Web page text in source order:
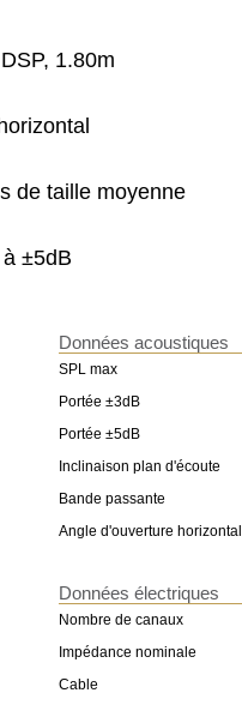
1.80m
de taille moyenne
±5dB
Données acoustiques
SPL max
Portée ±3dB
Portée ±5dB
Inclinaison plan d'écoute
Bande passante
Angle d'ouverture
Données électriques
Nombre de canaux
Impédance nominale
Cable